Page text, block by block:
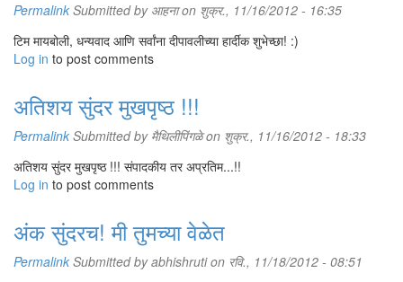
Permalink Submitted by आहनाon शुक्र., 11/16/2012 - 16:35
टिम मायबोली, धन्यवाद आणि सर्वांना दीपावलीच्या हार्दीक शुभेच्छा! :)
Log in to post comments
अतिशय सुंदर मुखपृष्ठ !!!
Permalink Submitted by मैथिलीपिंगळेon शुक्र., 11/16/2012 - 18:33
अतिशय सुंदर मुखपृष्ठ !!! संपादकीय तर अप्रतिम...!!
Log in to post comments
अंक सुंदरच! मी तुमच्या वेळेत
Permalink Submitted byabhishrution रवि., 11/18/2012 - 08:51